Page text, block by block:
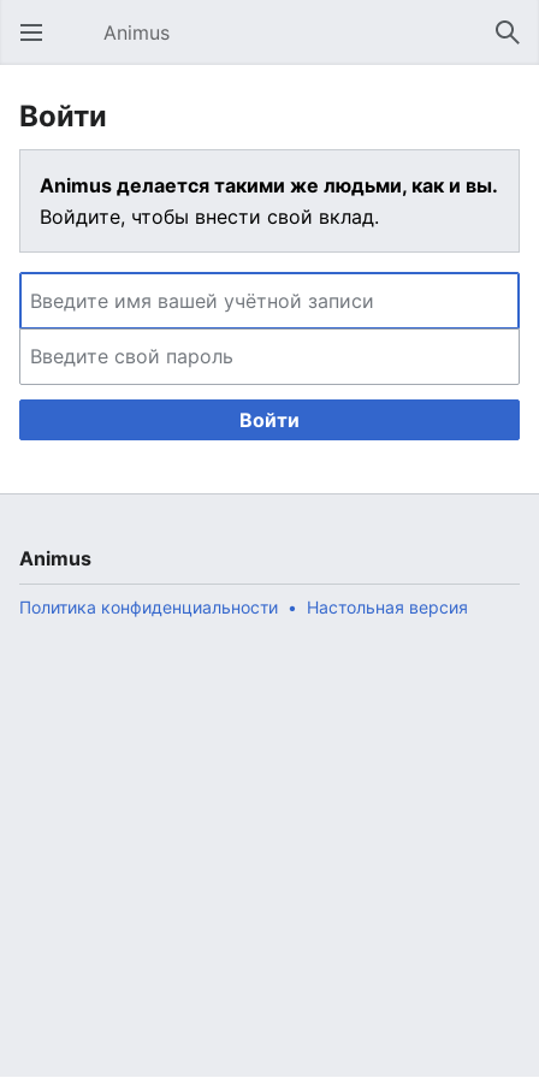
Открыть главное меню Animus
Войти
Animus делается такими же людьми, как и вы.
Войдите, чтобы внести свой вклад.
Войти
Animus
Политика конфиденциальности Настольная версия